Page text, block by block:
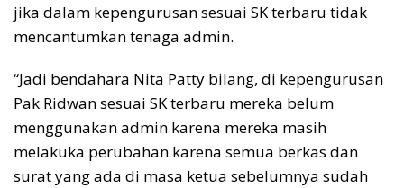
jika dalam kepengurusan sesuai SK terbaru tidak
mencantumkan tenaga admin.
“Jadi bendahara Nita Patty bilang, di kepengurusan
Pak Ridwan sesuai SK terbaru mereka belum
menggunakan admin karena mereka masih
melakuka perubahan karena semua berkas dan
surat yang ada di masa ketua sebelumnya sudah